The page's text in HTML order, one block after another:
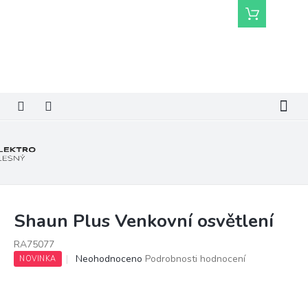
Nákupní
košík
Shaun Plus Venkovní osvětlení
RA75077
NOVINKA
Průměrné
Neohodnoceno Podrobnosti hodnocení